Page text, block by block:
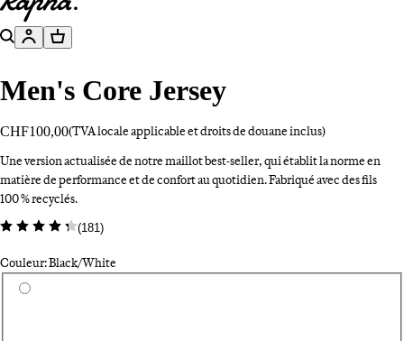
Rechercher
ComptePanier
Men's Core Jersey
CHF100,00(TVA locale applicable et droits de douane inclus)
Une version actualisée de notre maillot best-seller, qui établit la norme en
matière de performance et de confort au quotidien. Fabriqué avec des fils
100 % recyclés.
(181)
Couleur: Black/White
Sélectionnez une couleur